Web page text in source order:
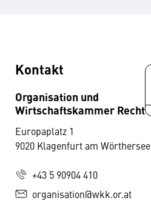
Kontakt
Organisation und
Wirtschaftskammer Recht
Europaplatz 1
9020 Klagenfurt am Wörthersee
+43 5 90904 410
organisation@wkk.or.at